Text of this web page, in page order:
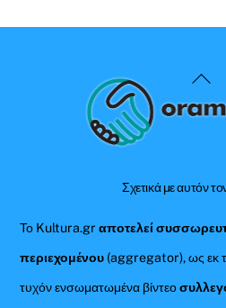
To
Σχετικά με αυτόν
Το Kultura.grαποτελεί
περιεχομένου (aggregator), ως εκ
τυχόν ενσωματωμένα βίντεο